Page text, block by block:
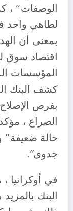
الوصفات” ،
لطاهي واحد
بمعنى أن
اقتصاد سوق
المؤسسات
كشف البنك
بفرص
الصراع ،
حالة ضعيفة”
جدوى”.
في أوكرانيا
البنك